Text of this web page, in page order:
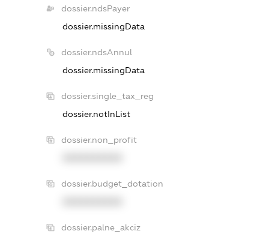
dossier.ndsPayer
dossier.missingData
dossier.ndsAnnul
dossier.missingData
dossier.single_tax_reg
dossier.notInList
dossier.non_profit
dossier.budget_dotation
dossier.palne_akciz